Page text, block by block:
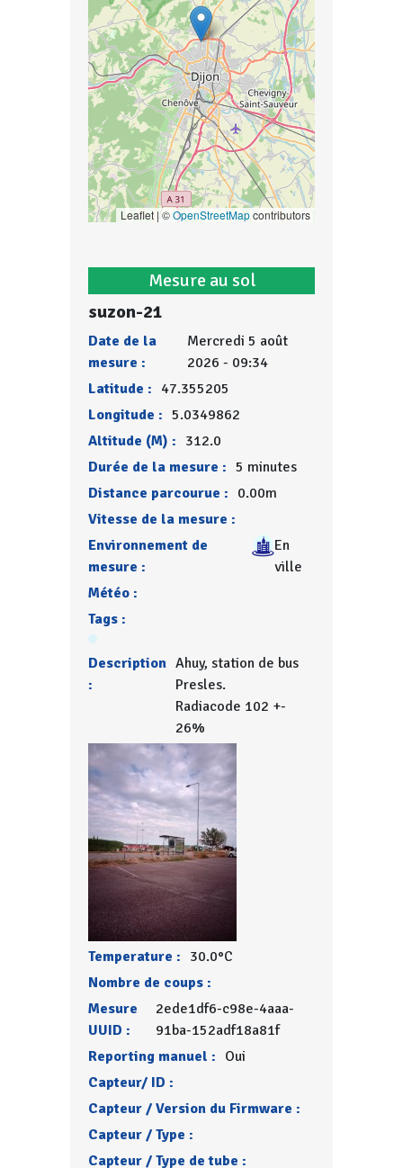
Leaflet | ©OpenStreetMapcontributors
Mesure au sol
suzon-21
Date de la
mesure :
Mercredi 5 août
2026 - 09:34
Latitude : 47.355205
Longitude : 5.0349862
Altitude (M) : 312.0
Durée de la mesure : 5 minutes
Distance parcourue : 0.00m
Vitesse de la mesure :
Environnement de
mesure :
En
ville
Météo :
Tags :
Description
:
Ahuy, station de bus
Presles.
Radiacode 102 +-
26%
Temperature : 30.0°C
Nombre de coups :
Mesure
UUID :
2ede1df6-c98e-4aaa-
91ba-152adf18a81f
Reporting manuel : Oui
Capteur/ ID :
Capteur / Version du Firmware :
Capteur / Type :
Capteur / Type de tube :